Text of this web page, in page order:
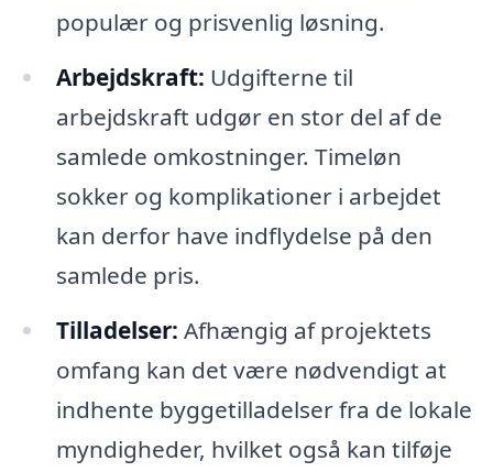
populær og prisvenlig løsning.
Arbejdskraft: Udgifterne til
arbejdskraft udgør en stor del af de
samlede omkostninger. Timeløn
sokker og komplikationer i arbejdet
kan derfor have indflydelse på den
samlede pris.
Tilladelser: Afhængig af projektets
omfang kan det være nødvendigt at
indhente byggetilladelser fra de lokale
myndigheder, hvilket også kan tilføje